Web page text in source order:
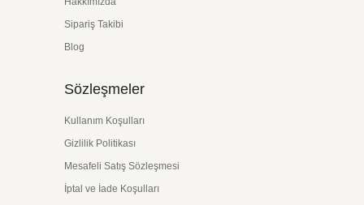
Sipariş Takibi
Blog
Sözleşmeler
Kullanım Koşulları
Gizlilik Politikası
Mesafeli Satış Sözleşmesi
İptal ve İade Koşulları